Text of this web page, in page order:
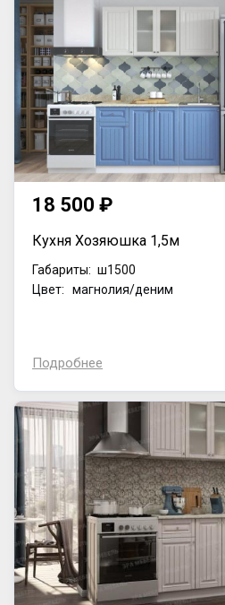
18 500 ₽
Кухня Хозяюшка 1,5м
Габариты: ш1500
Цвет: магнолия/деним
Подробнее